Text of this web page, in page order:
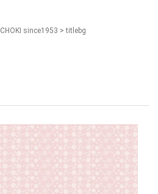
since1953 >titlebg